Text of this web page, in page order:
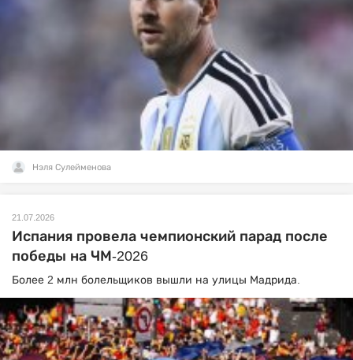
Нэля Сулейменова
21.07.2026
Испания провела чемпионский парад после
победы на ЧМ-2026
Более 2 млн болельщиков вышли на улицы Мадрида.